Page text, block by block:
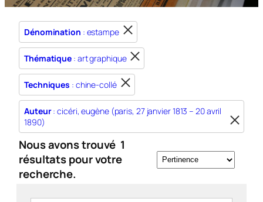
Dénomination : estampe
Thématique : art graphique
Techniques : chine-collé
Auteur: cicéri, eugène (paris, 27 janvier 1813 – 20 avril
1890)
Nous avons trouvé 1
résultats pour votre
recherche.